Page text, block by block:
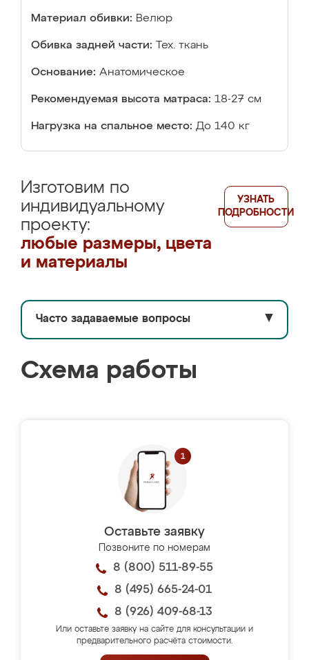
Материал обивки: Велюр
Обивка задней части: Тех. ткань
Основание: Анатомическое
Рекомендуемая высота матраса: 18-27 см
Нагрузка на спальное место: До 140 кг
Изготовим по
индивидуальному
проекту:
любые размеры, цвета
и материалы
УЗНАТЬ
ПОДРОБНОСТИ
Часто задаваемые вопросы ▼
Схема работы
Оставьте заявку
Позвоните по номерам
8 (800) 511-89-55
8 (495) 665-24-01
8 (926) 409-68-13
Или оставьте заявку на сайте для консультации и
предварительного расчёта стоимости.